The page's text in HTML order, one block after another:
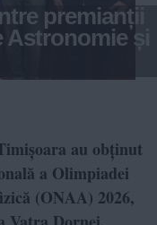
premianții
și
au obținut
a Olimpiadei
(ONAA) 2026,